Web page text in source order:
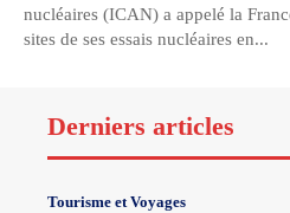
nucléaires (ICAN) a appelé la
sites de ses essais nucléaires en...
Derniers articles
Tourisme et Voyages